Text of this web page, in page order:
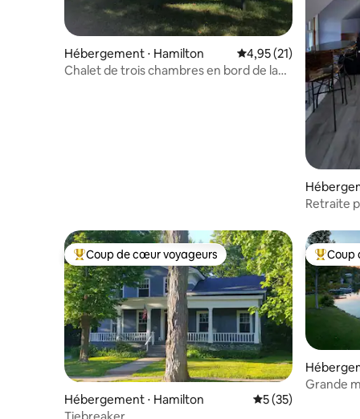
Hébergement ⋅ Hamilton Évaluation moyenne
4,95 (21)
Chalet de trois chambres en bord de lac
Retraite
Coups de cœur voyageurs les plus appréciés
Coup de cœur voyageurs
Hébergement ⋅ Hamilton Évaluation
5 (35)
Coups
Coup
Grande